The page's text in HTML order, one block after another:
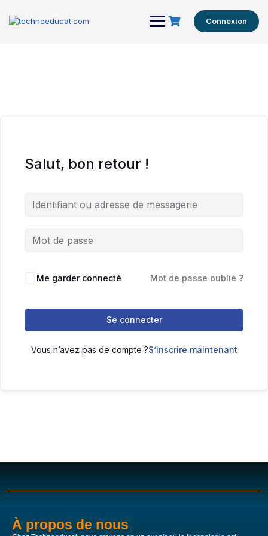
Connexion
Salut, bon retour !
Me garder connecté Mot de passe oublié ?
Se connecter
Vous n’avez pas de compte ?S’inscrire maintenant
À propos de nous